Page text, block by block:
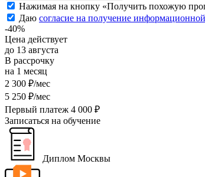
Нажимая на кнопку «Получить похожую
Даю согласие на получение
-40%
Цена действует
до 13 августа
В рассрочку
на 1 месяц
2 300 ₽/мес
5 250 ₽/мес
Первый платеж 4 000 ₽
Записаться на обучение
Диплом Москвы